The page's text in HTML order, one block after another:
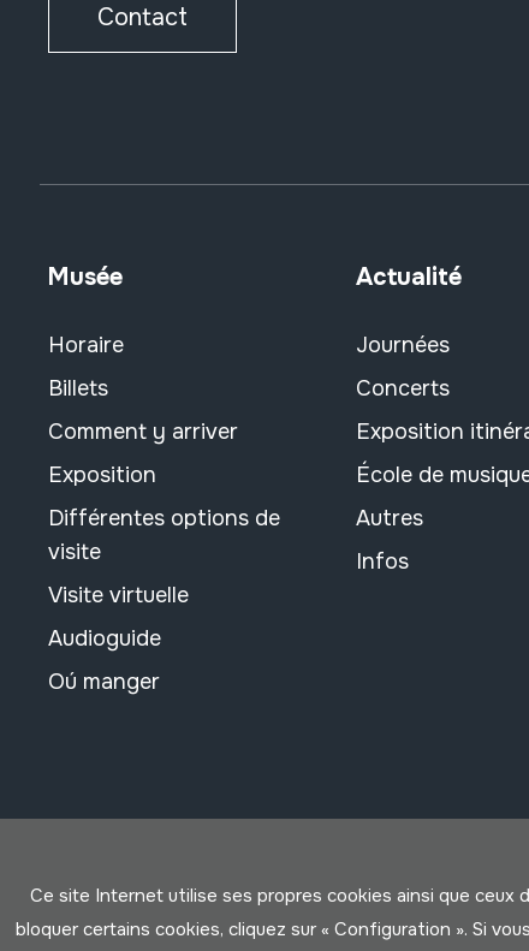
Contact
Musée
Horaire
Billets
Comment y arriver
Exposition
Différentes options de
visite
Visite virtuelle
Audioguide
Oú manger
Actualité
Journées
Concerts
Exposition
École de
Autres
Infos
Ce site Internet utilise ses propres cookies ainsi que ceux
bloquer certains cookies, cliquez sur « Configuration ». Si